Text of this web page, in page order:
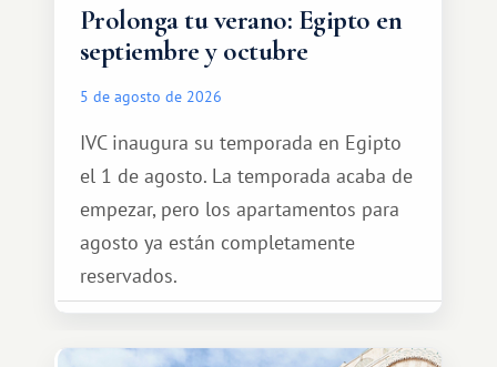
Prolonga tu verano: Egipto en
septiembre y octubre
5 de agosto de 2026
IVC inaugura su temporada en Egipto
el 1 de agosto. La temporada acaba de
empezar, pero los apartamentos para
agosto ya están completamente
reservados.